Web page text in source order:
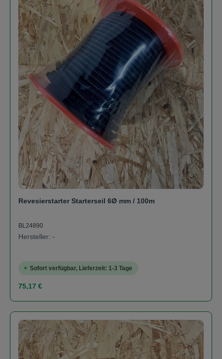
Revesierstarter Starterseil 6Ø mm / 100m
BL24890
Hersteller: -
Sofort verfügbar, Lieferzeit: 1-3 Tage
Regulärer Preis:
75,17 €